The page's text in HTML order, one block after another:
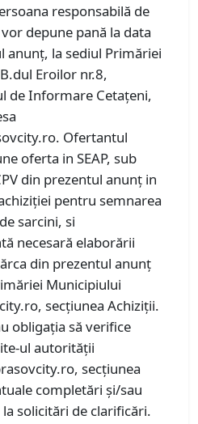
responsabilă de
depune pană la data
anunț, la sediul Primăriei
Eroilor nr.8,
de Informare Cetațeni,
Ofertantul
oferta in SEAP, sub
din prezentul anunț in
pentru semnarea
sarcini, si
necesară elaborării
din prezentul anunț
Municipiului
secțiunea Achiziții.
obligația să verifice
ul autorității
secțiunea
completări și/sau
solicitări de clarificări.